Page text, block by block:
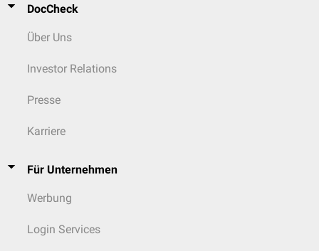
DocCheck
Über Uns
Investor Relations
Presse
Karriere
Für Unternehmen
Werbung
Login Services